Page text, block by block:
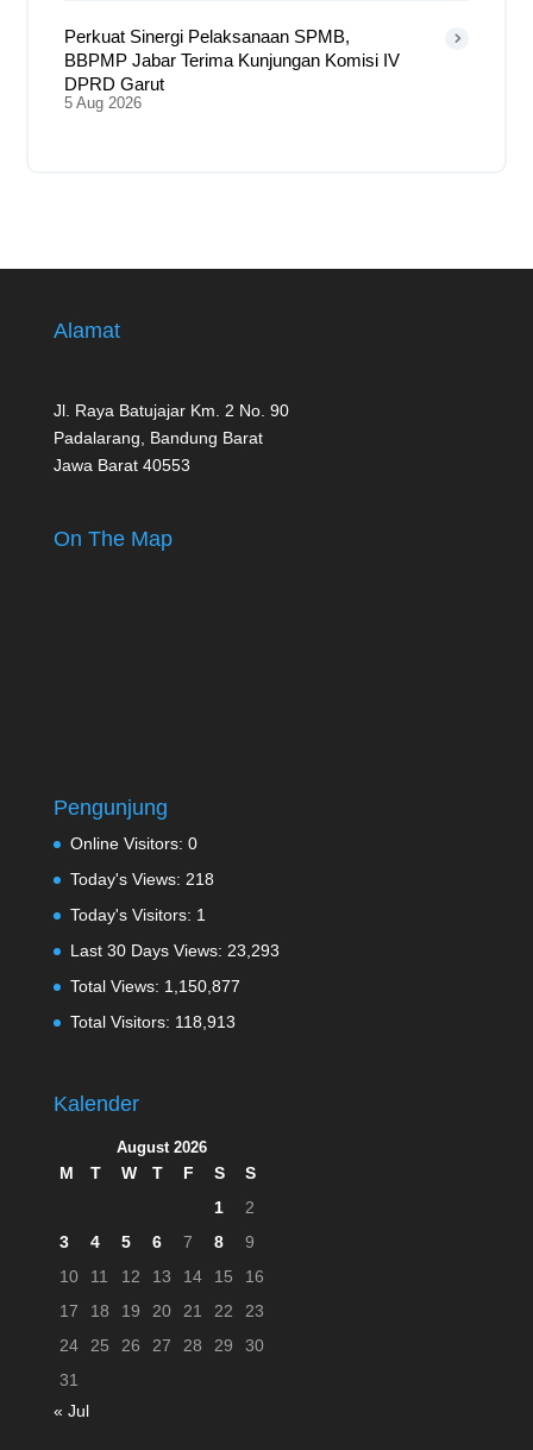
Perkuat Sinergi Pelaksanaan SPMB,
BBPMP Jabar Terima Kunjungan Komisi IV
DPRD Garut
5 Aug 2026
Alamat
Jl. Raya Batujajar Km. 2 No. 90
Padalarang, Bandung Barat
Jawa Barat 40553
On The Map
Pengunjung
Online Visitors: 0
Today's Views: 218
Today's Visitors: 1
Last 30 Days Views: 23,293
Total Views: 1,150,877
Total Visitors: 118,913
Kalender
August 2026
M T W T F S
S
1
2
3
4 5 6 7 8
9
10
11 12 13 14 15
16
17
18 19 20 21 22
23
24
25 26 27 28 29
30
31
« Jul